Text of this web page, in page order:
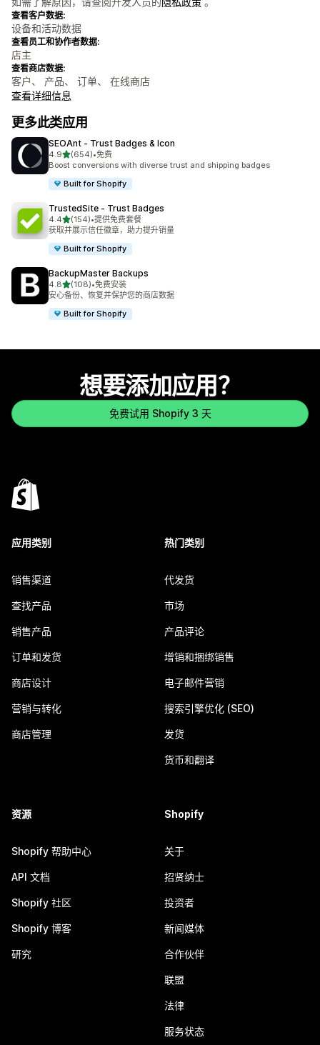
查看客户数据:
设备和活动数据
查看员工和协作者数据:
店主
查看商店数据:
客户、 产品、 订单、 在线商店
查看详细信息
更多此类应用
SEOAnt ‑ Trust Badges & Icon
4.9星（满分 5 星）
(654)
总共 654 条评论
•免费
Boost conversions with diverse trust and shipping badges
Built for Shopify
TrustedSite ‑ Trust Badges
4.4星（满分 5 星）
(154)
总共 154 条评论
•提供免费套餐
获取并展示信任徽章，助力提升销量
Built for Shopify
BackupMaster Backups
4.8星（满分 5 星）
(108)
总共 108 条评论
•免费安装
安心备份、恢复并保护您的商店数据
Built for Shopify
想要添加应用？
免费试用 Shopify 3 天
应用类别
销售渠道
查找产品
销售产品
订单和发货
商店设计
营销与转化
商店管理
热门类别
代发货
市场
产品评论
增销和捆绑销售
电子邮件营销
搜索引擎优化 (SEO)
发货
货币和翻译
资源
Shopify 帮助中心
API 文档
Shopify 社区
Shopify 博客
研究
Shopify
关于
招贤纳士
投资者
新闻媒体
合作伙伴
联盟
法律
服务状态